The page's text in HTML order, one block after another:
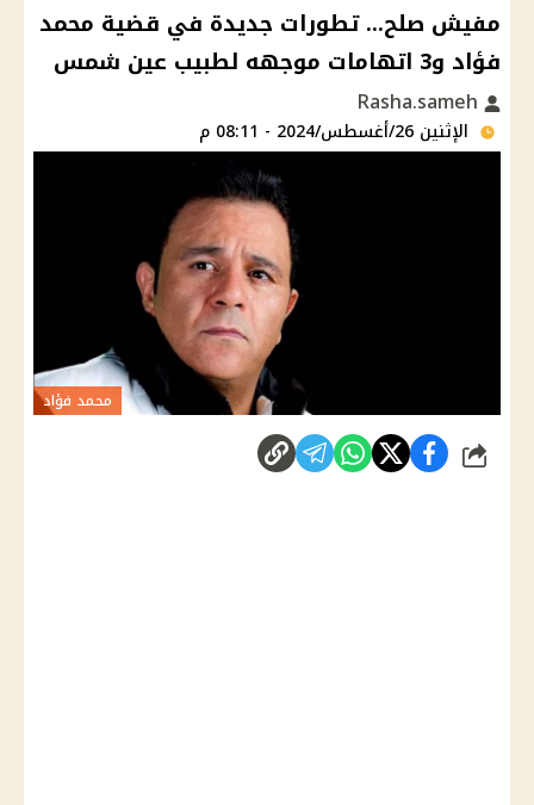
مفيش صلح... تطورات جديدة في قضية محمد
فؤاد و3 اتهامات موجهه لطبيب عين شمس
الإثنين 26/أغسطس/2024 - 08:11 م
محمد فؤاد
شارك